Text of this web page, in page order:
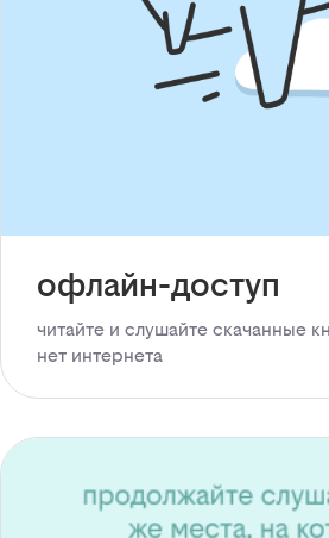
офлайн-доступ
читайте и слушайте скачанные
нет интернета